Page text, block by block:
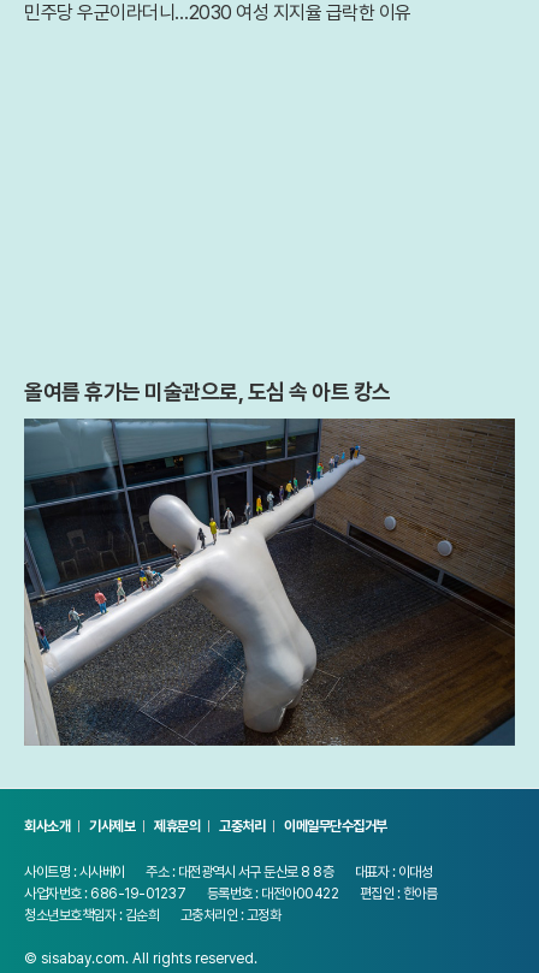
민주당 우군이라더니…2030 여성 지지율 급락한 이유
올여름 휴가는 미술관으로, 도심 속 아트 캉스
회사소개 기사제보 제휴문의 고충처리 이메일무단수집거부
사이트명 : 시사베이 주소 : 대전광역시 서구 둔산로 8 8층
대표자 : 이대성
사업자번호 : 686-19-01237
등록번호 : 대전아00422
편집인 : 한아름
청소년보호책임자 : 김순희
고충처리인 : 고정화
© sisabay.com. All rights reserved.